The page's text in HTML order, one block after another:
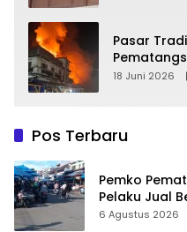
Pasar
18 Juni 2026
Pos Terbaru
Pemko
Pelaku Jual
6 Agustus 2026